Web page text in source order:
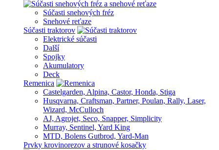
Súčasti snehových fréz
Snehové reťaze
Súčasti traktorov
Elektrické súčasti
Další
Spojky
Akumulatory
Deck
Remenica
Castelgarden, Alpina, Castor, Honda, Stiga
Husqvarna, Craftsman, Partner, Poulan, Rally, Laser,
Wizard, McCulloch
AJ, Agrojet, Seco, Snapper, Simplicity
Murray, Sentinel, Yard King
MTD, Bolens Gutbrod, Yard-Man
Prvky krovinorezov a strunové kosačky